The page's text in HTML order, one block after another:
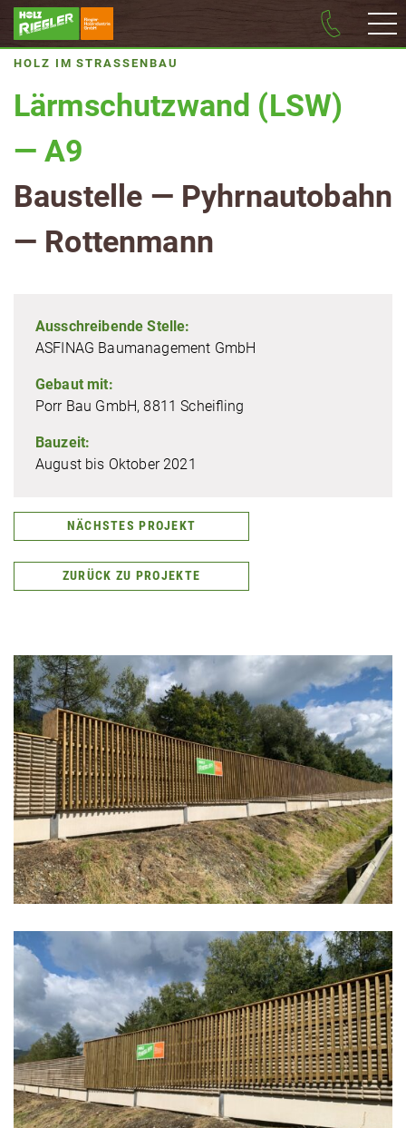
HOLZ IM STRASSENBAU
Lärm­schutz­wand (LSW)
— A9
Baustelle — Pyhrn­au­to­bahn
— Rottenmann
Aus­schrei­ben­de Stelle:
ASFINAG Bau­ma­nage­ment GmbH
Gebaut mit:
Porr Bau GmbH, 8811 Scheifling
Bauzeit:
August bis Oktober 2021
NÄCHSTES PROJEKT
ZURÜCK ZU PROJEKTE